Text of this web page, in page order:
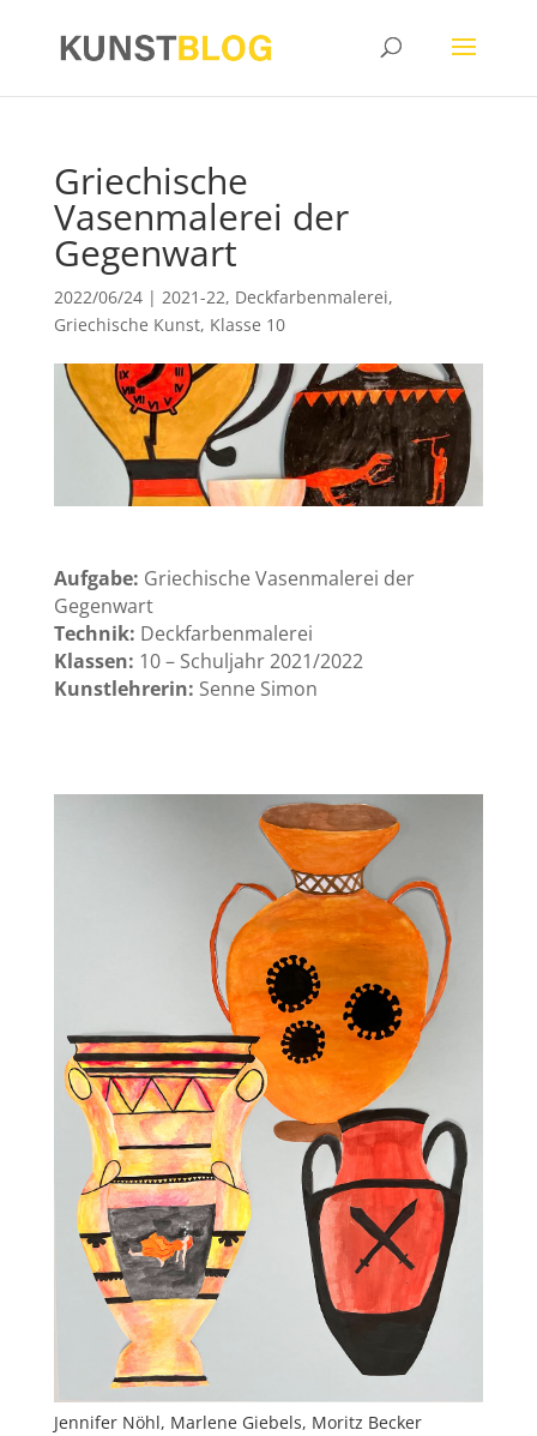
Griechische
Vasenmalerei der
Gegenwart
2022/06/24| 2021-22, Deckfarbenmalerei,
Griechische Kunst, Klasse 10
Aufgabe: Griechische Vasenmalerei der
Gegenwart
Technik: Deckfarbenmalerei
Klassen: 10 – Schuljahr 2021/2022
Kunstlehrerin: Senne Simon
Jennifer Nöhl, Marlene Giebels, Moritz Becker